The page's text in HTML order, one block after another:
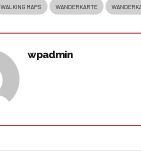
WALKING MAPS WANDERKARTE
wpadmin